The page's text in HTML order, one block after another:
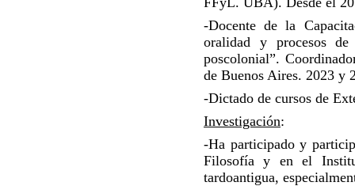
-Docente de la
oralidad y procesos de
poscolonial”.
de Buenos Aires. 2023 y
-Dictado de cursos de
Investigación:
-Ha participado y
Filosofía y en el
tardoantigua,